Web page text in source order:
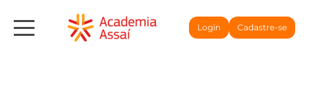
Login Cadastre-se